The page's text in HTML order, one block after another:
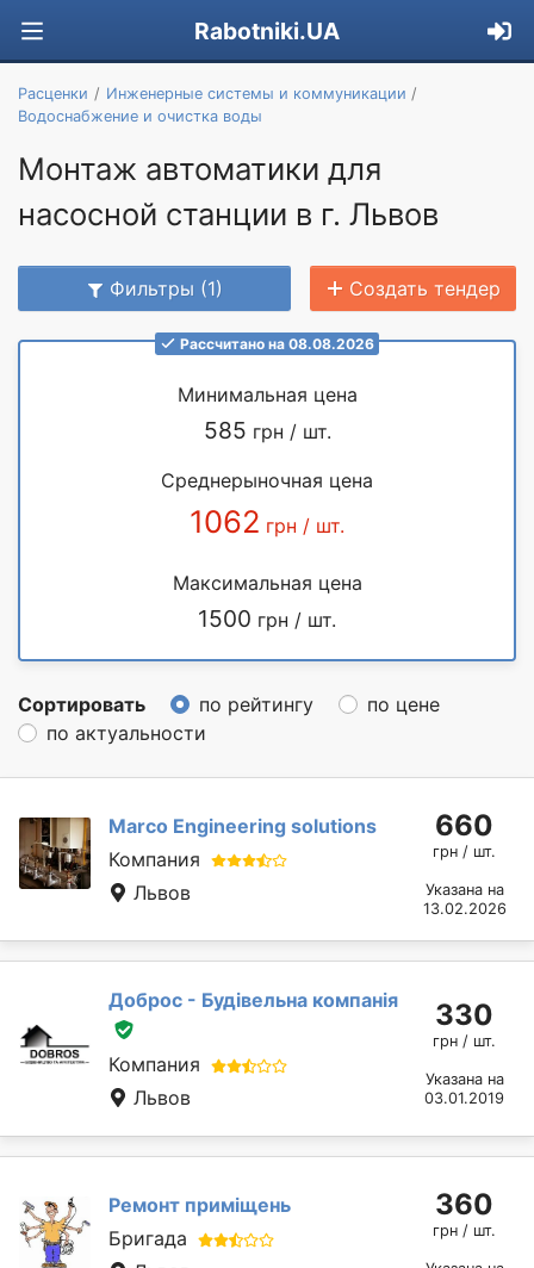
Rabotniki.UA
Расценки
Инженерные системы и коммуникации
Водоснабжение и очистка воды
Монтаж автоматики для
насосной станции в г. Львов
Фильтры (1) Создать тендер
Рассчитано на 08.08.2026
Минимальная цена
585 грн / шт.
Среднерыночная цена
1062 грн / шт.
Максимальная цена
1500 грн / шт.
Сортировать по рейтингу
по цене
по актуальности
Marcо Engineering solutions
Компания
Львов
660
грн / шт.
Указана на
13.02.2026
Доброс - Будівельна компанія
Компания
Львов
330
грн / шт.
Указана на
03.01.2019
Ремонт приміщень
Бригада
360
грн / шт.